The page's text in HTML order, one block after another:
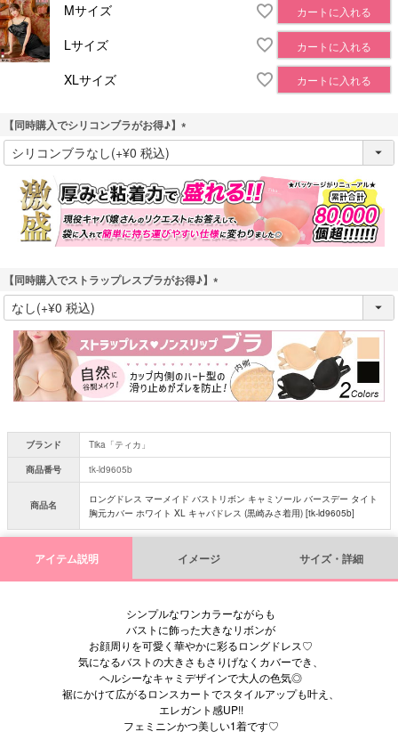
Mサイズ
カートに入れる
Lサイズ カートに入れる
XLサイズ カートに入れる
【同時購入でシリコンブラがお得♪】
(
)
【同時購入でストラップレスブラがお得♪】
(
須
)
ブランド
Tika「ティカ」
商品番号
tk-ld9605b
商品名
ロングドレス マーメイド バストリボン キャミソール バースデー タイト
胸元カバー ホワイト XL キャバドレス (黒崎みさ着用) [tk-ld9605b]
アイテム説明 イメージ サイズ・詳細
シンプルなワンカラーながらも
バストに飾った大きなリボンが
お顔周りを可愛く華やかに彩るロングドレス♡
気になるバストの大きさもさりげなくカバーでき、
ヘルシーなキャミデザインで大人の色気◎
裾にかけて広がるロンスカートでスタイルアップも叶え、
エレガント感UP!!
フェミニンかつ美しい1着です♡